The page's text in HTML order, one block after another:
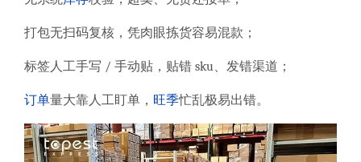
打包无扫码复核，凭肉眼拣货容易混款；
标签人工手写 / 手动贴，贴错 sku、发错渠道；
订单量大靠人工盯单， 旺季忙乱极易出错。